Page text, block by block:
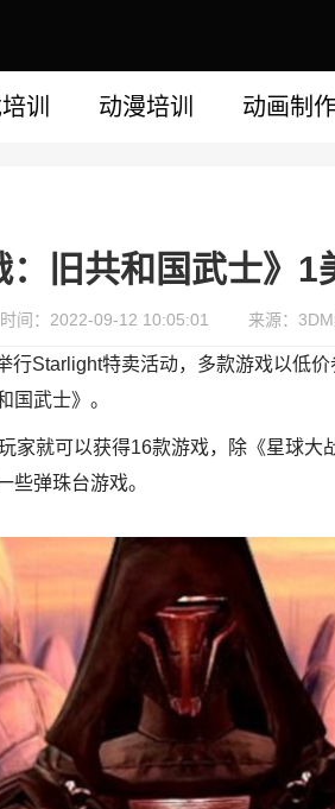
训 动漫培训 动画制
：旧共和国武士》
时间：2022-09-12 10:05:01 来源：
行Starlight特卖活动，多款游戏以低
国武士》。
家就可以获得16款游戏，除《星球大
些弹珠台游戏。